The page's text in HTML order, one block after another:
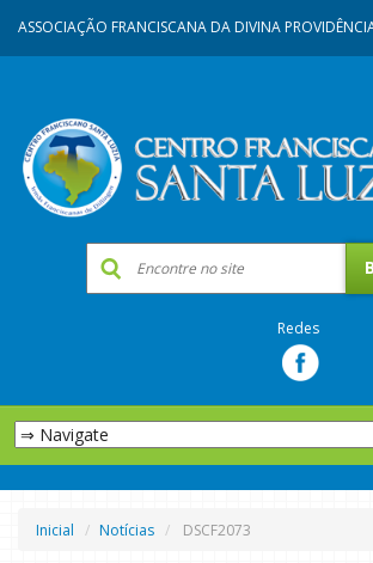
ASSOCIAÇÃO FRANCISCANA DA DIVINA
Redes
Inicial Notícias DSCF2073